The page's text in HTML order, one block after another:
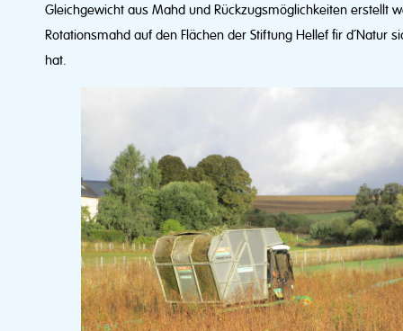
Gleichgewicht aus Mahd und Rückzugsmöglichkeiten erstellt
Rotationsmahd auf den Flächen der Stiftung Hellef fir d´Natur
hat.